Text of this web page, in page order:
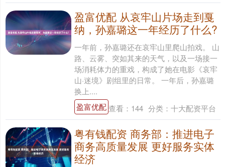
盈富优配 从哀牢山片场走到戛
纳，孙嘉璐这一年经历了什么?
一年前，孙嘉璐还在哀牢山里爬山拍戏。 山
路、云雾、突如其来的天气，以及一场接一
场消耗体力的重戏，构成了她在电影《哀牢
山·迷境》剧组里的日常。 一年后，孙嘉璐
换上....
盈富优配查看： 144 分类： 十大配资平台
粤有钱配资 商务部：推进电子
商务高质量发展 更好服务实体
经济